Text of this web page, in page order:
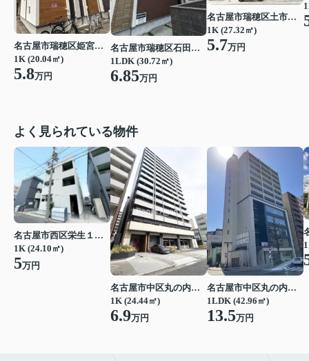
名古屋市瑞穂区姫宮町１丁目
1K (20.04㎡)
5.8万円
名古屋市瑞穂区石田町１丁目
1LDK (30.72㎡)
6.85万円
名古屋市瑞穂区土市町２丁目
1K (27.32㎡)
5.7万円
よく見られている物件
名古屋市西区栄生１丁目
1K (24.10㎡)
5万円
名古屋市中区丸の内２丁目
1K (24.44㎡)
6.9万円
名古屋市中区丸の内２丁目
1LDK (42.96㎡)
13.5万円